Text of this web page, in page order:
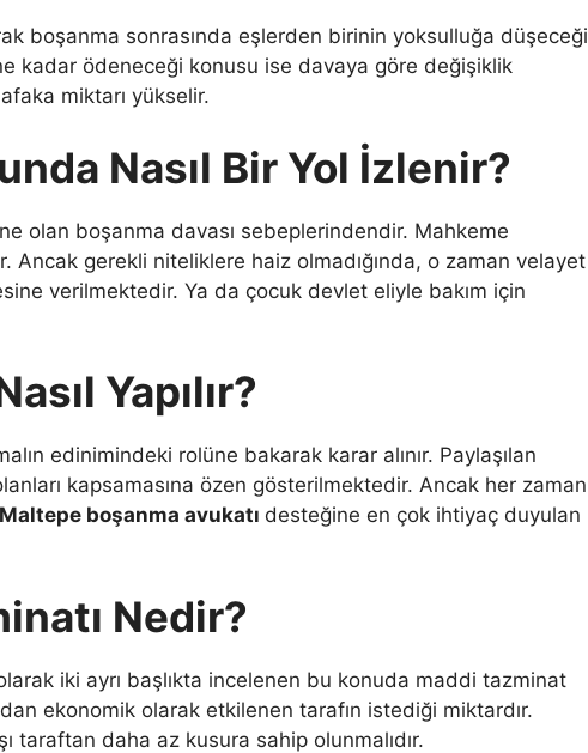
boşanma sonrasında eşlerden birinin yoksulluğa düşeceği
kadar ödeneceği konusu ise davaya göre değişiklik
miktarı yükselir.
Nasıl Bir Yol İzlenir?
olan boşanma davası sebeplerindendir. Mahkeme
Ancak gerekli niteliklere haiz olmadığında, o zaman velayet
verilmektedir. Ya da çocuk devlet eliyle bakım için
Yapılır?
edinimindeki rolüne bakarak karar alınır. Paylaşılan
kapsamasına özen gösterilmektedir. Ancak her zaman
Maltepe boşanma avukatı desteğine en çok ihtiyaç duyulan
Nedir?
iki ayrı başlıkta incelenen bu konuda maddi tazminat
ekonomik olarak etkilenen tarafın istediği miktardır.
taraftan daha az kusura sahip olunmalıdır.